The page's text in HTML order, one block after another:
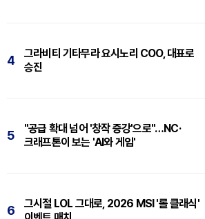
4
그라비티 기타무라 요시노리 COO, 대표로
승진
5
"공급 확대 넘어 '창작 증강'으로"…NC·
크래프톤이 보는 'AI와 게임'
6
그시절 LOL 그대로, 2026 MSI '롤 클래식'